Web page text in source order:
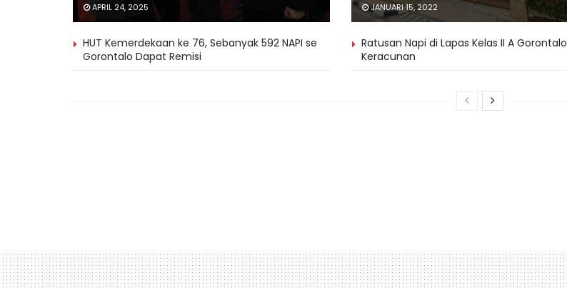
APRIL 24, 2025 JANUARI 15, 2022
HUT Kemerdekaan ke 76, Sebanyak 592 NAPI se
Gorontalo Dapat Remisi
Ratusan Napi di Lapas Kelas II A Gorontalo
Keracunan